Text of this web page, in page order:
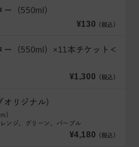
ー
（550ml）
¥130
（税込）
ー
（550ml）×11本チケット＜
¥1,300
（税込）
オリジナル）
）
ンジ、グリーン、パープル
¥4,180 （税込）